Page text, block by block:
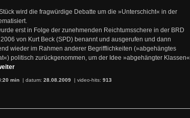
wird die fragwürdige Debatte um die »Unterschicht« in der
erst in Folge der zunehmenden Reichtumsschere in der BRD
von Kurt Beck (SPD) benannt und ausgerufen und dann
wieder im Rahmen anderer Begrifflichkeiten (»abgehängtes
politisch zurückgenommen, um der Idee »abgehängter Klassen«
min | datum: 28.08.2009 | video-hits: 913